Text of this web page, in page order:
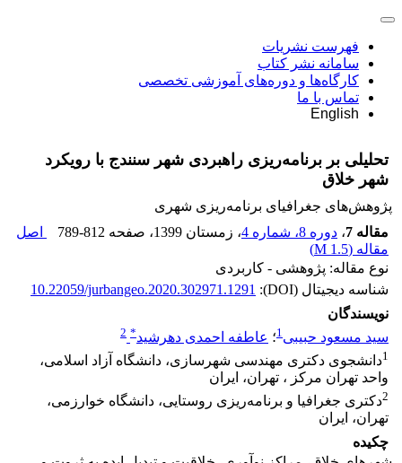
فهرست نشریات
سامانه نشر کتاب
کارگاه‌ها و دوره‌های آموزشی تخصصی
تماس با ما
English
تحلیلی بر برنامه‌ریزی راهبردی شهر سنندج با رویکرد
شهر خلاق
پژوهش‌های جغرافیای برنامه‌ریزی شهری
مقاله 7
، دوره 8، شماره 4 ، زمستان 1399 ، صفحه 789-812
اصل
مقاله (1.5 M
)
نوع مقاله: پژوهشی - کاربردی
شناسه دیجیتال (DOI):
10.22059/jurbangeo.2020.302971.1291
نویسندگان
سید مسعود حبیبی1؛ عاطفه احمدی دهرشید*
2
1دانشجوی دکتری مهندسی شهرسازی، دانشگاه آزاد اسلامی،
واحد تهران مرکز ، تهران، ایران
2دکتری جغرافیا و برنامه‌ریزی روستایی، دانشگاه خوارزمی،
تهران، ایران
چکیده